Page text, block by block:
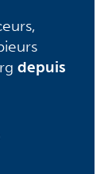
depuis